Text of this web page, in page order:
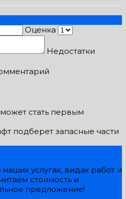
Оценка
Недостатки
стать первым
подберет запасные части
услугах, видах работ и
стоимость и
предложение!